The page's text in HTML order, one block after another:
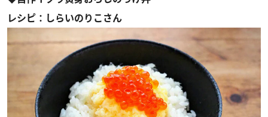
レシピ：しらいのりこさん